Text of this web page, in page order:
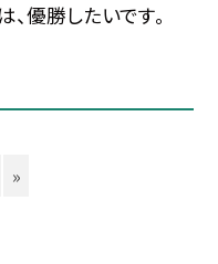
優勝したいです。
»